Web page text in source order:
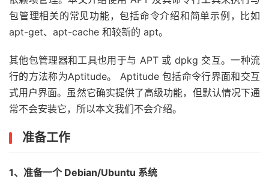
包管理相关的常见功能，包括命令介绍和简单示例，比如
apt-get、apt-cache 和较新的 apt。
其他包管理器和工具也用于与 APT 或 dpkg 交互。一种流
行的方法称为Aptitude。 Aptitude 包括命令行界面和交互
式用户界面。虽然它确实提供了高级功能，但默认情况下通
常不会安装它，所以本文我们不会介绍。
准备工作
1、准备一个 Debian/Ubuntu 系统